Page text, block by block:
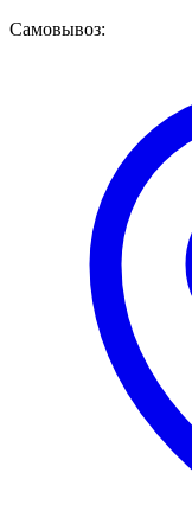
Самовывоз: